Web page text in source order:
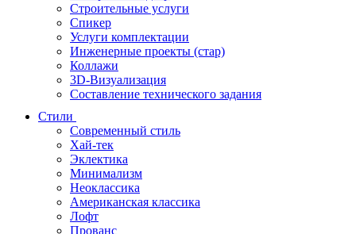
Строительные услуги
Спикер
Услуги комплектации
Инженерные проекты (стар)
Коллажи
3D-Визуализация
Составление технического задания
Стили
Современный стиль
Хай-тек
Эклектика
Минимализм
Неоклассика
Американская классика
Лофт
Прованс